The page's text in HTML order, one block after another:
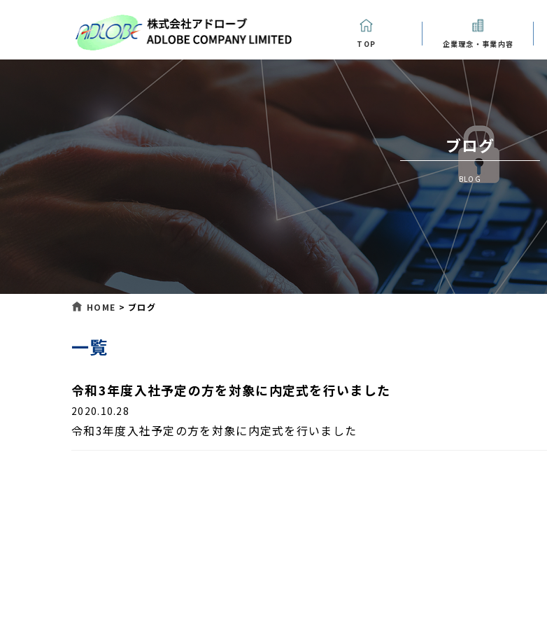
TOP 企業理念・事業内容
ブログ
BLOG
HOME > ブログ
一覧
令和3年度入社予定の方を対象に内定式を行いました
2020.10.28
令和3年度入社予定の方を対象に内定式を行いました